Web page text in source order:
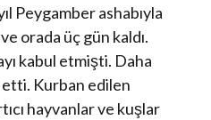
Peygamber ashabıyla
orada üç gün kaldı.
kabul etmişti. Daha
Kurban edilen
hayvanlar ve kuşlar